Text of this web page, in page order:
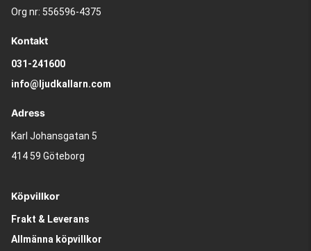
Org nr: 556596-4375
Kontakt
031-241600
info@ljudkallarn.com
Adress
Karl Johansgatan 5
414 59 Göteborg
Köpvillkor
Frakt & Leverans
Allmänna köpvillkor